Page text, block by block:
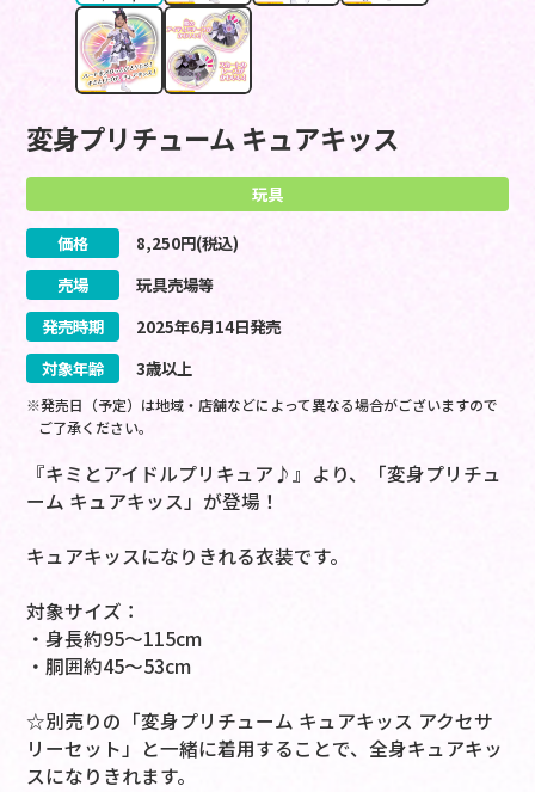
変身プリチューム キュアキッス
玩具
価格 8,250円(税込)
売場
玩具売場等
発売時期
2025年6月14日発売
対象年齢
3歳以上
※発売日（予定）は地域・店舗などによって異なる場合がございますので
ご了承ください。
『キミとアイドルプリキュア♪』より、「変身プリチュ
ーム キュアキッス」が登場！
キュアキッスになりきれる衣装です。
対象サイズ：
・身長約95～115cm
・胴囲約45～53cm
☆別売りの「変身プリチューム キュアキッス アクセサ
リーセット」と一緒に着用することで、全身キュアキッ
スになりきれます。